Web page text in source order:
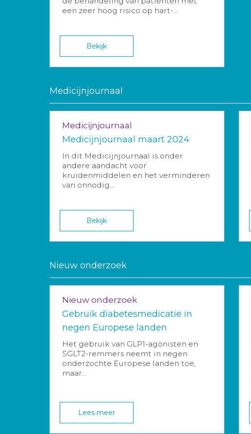
een zeer hoog risico op hart-...
Bekijk
Medicijnjournaal
Medicijnjournaal
Medicijnjournaal maart 2024
In dit Medicijnjournaal is onder
andere aandacht voor
kruidenmiddelen en het verminderen
van onnodig...
Bekijk
Nieuw onderzoek
Nieuw onderzoek
Gebruik diabetesmedicatie in
negen Europese landen
Het gebruik van GLP1-agonisten en
SGLT2-remmers neemt in negen
onderzochte Europese landen toe,
maar...
Lees meer